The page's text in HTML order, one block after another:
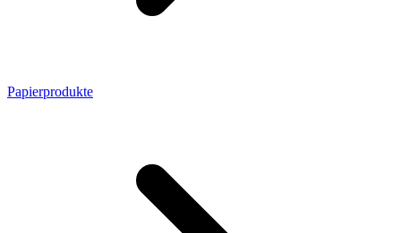
Papierprodukte